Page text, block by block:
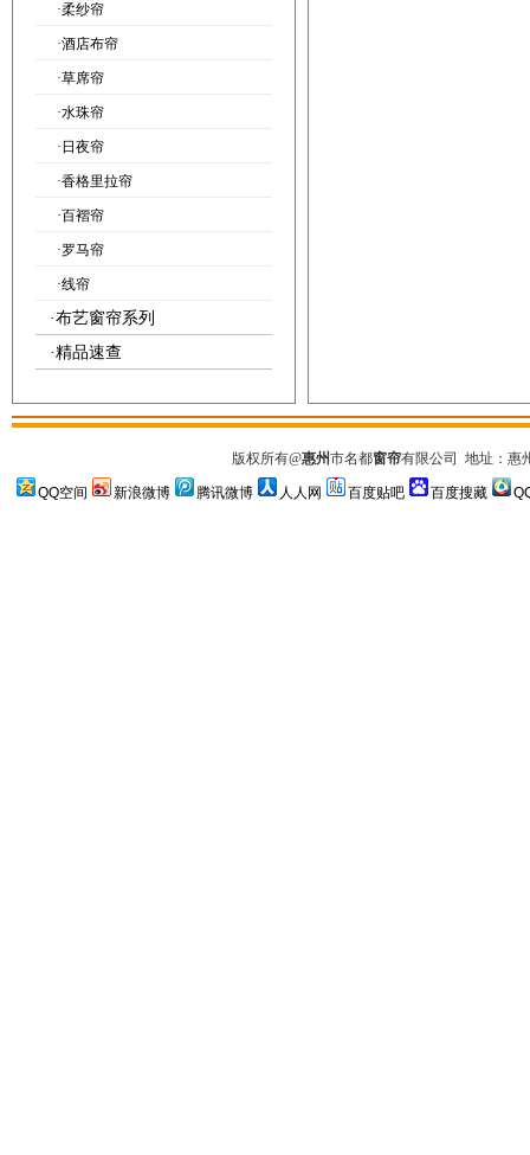
·柔纱帘
·酒店布帘
·草席帘
·水珠帘
· 日夜帘
·香格里拉帘
·百褶帘
·罗马帘
·线帘
·布艺窗帘系列
·精品速查
版权所有@惠州市名都窗帘有限公司 地址：惠
QQ空间 新浪微博 腾讯微博 人人网 百度贴吧 百度搜藏